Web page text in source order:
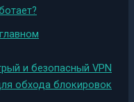
и безопасный VPN
обхода блокировок